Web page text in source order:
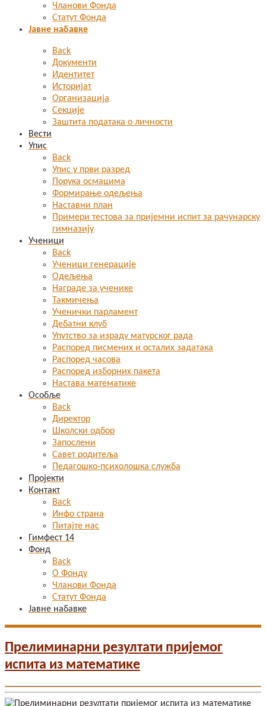
Чланови Фонда
Статут Фонда
Јавне набавке
Back
Документи
Идентитет
Историјат
Организација
Секције
Заштита података о личности
Вести
Упис
Back
Упис у први разред
Порука осмацима
Формирање одељења
Наставни план
Примери тестова за пријемни испит за рачунарску
гимназију
Ученици
Back
Ученици генерације
Одељења
Награде за ученике
Такмичења
Ученички парламент
Дебатни клуб
Упутство за израду матурског рада
Распоред писмених и осталих задатака
Распоред часова
Распоред изборних пакета
Настава математике
Особље
Back
Директор
Школски одбор
Запослени
Савет родитеља
Педагошко-психолошка служба
Пројекти
Контакт
Back
Инфо страна
Питајте нас
Гимфест 14
Фонд
Back
О Фонду
Чланови Фонда
Статут Фонда
Јавне набавке
Прелиминарни резултати пријемог
испита из математике